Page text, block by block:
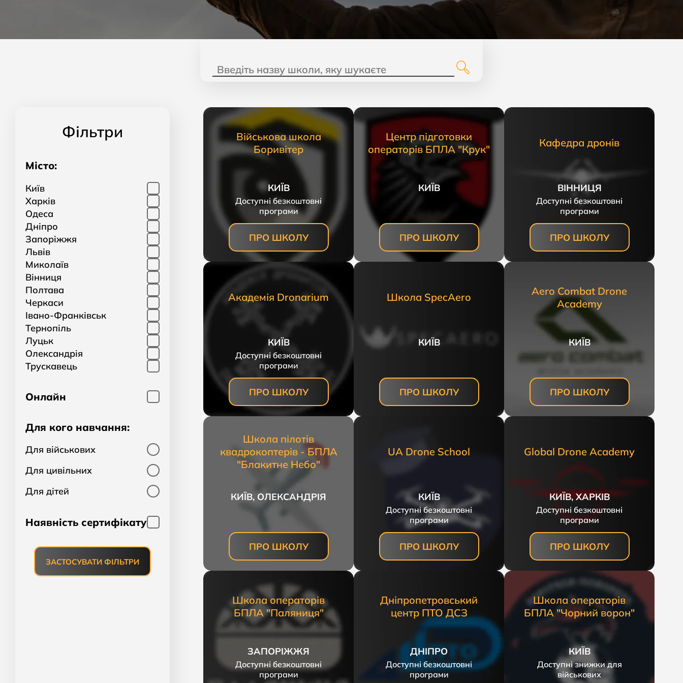
Військова школа
Боривітер
КИЇВ
Доступні безкоштовні
програми
ПРО ШКОЛУ
Центр підготовки
операторів БПЛА "Крук"
КИЇВ
ПРО ШКОЛУ
Кафедра дронів
ВІННИЦЯ
Доступні безкоштовні
програми
ПРО ШКОЛУ
Академія Dronarium
КИЇВ
Доступні безкоштовні
програми
ПРО ШКОЛУ
Школа SpecAero
КИЇВ
ПРО ШКОЛУ
Aero Combat Drone
Academy
КИЇВ
ПРО ШКОЛУ
Школа пілотів
квадрокоптерів - БПЛА
"Блакитне Небо"
КИЇВ, ОЛЕКСАНДРІЯ
ПРО ШКОЛУ
UA Drone School
КИЇВ
Доступні безкоштовні
програми
ПРО ШКОЛУ
Global Drone Academy
КИЇВ, ХАРКІВ
Доступні безкоштовні
програми
ПРО ШКОЛУ
Школа операторів
БПЛА "Паляниця"
ЗАПОРІЖЖЯ
Доступні безкоштовні
програми
Дніпропетровський
центр ПТО ДСЗ
ДНІПРО
Доступні безкоштовні
програми
Школа операторів
БПЛА "Чорний ворон"
КИЇВ
Доступні знижки для
військових
Фільтри
Місто:
Київ
Харків
Одеса
Дніпро
Запоріжжя
Львів
Миколаїв
Вінниця
Полтава
Черкаси
Івано-Франківськ
Тернопіль
Луцьк
Олександрія
Трускавець
Онлайн
Для кого навчання:
Для військових
Для цивільних
Для дітей
Наявність сертифікату
ЗАСТОСУВАТИ ФІЛЬТРИ